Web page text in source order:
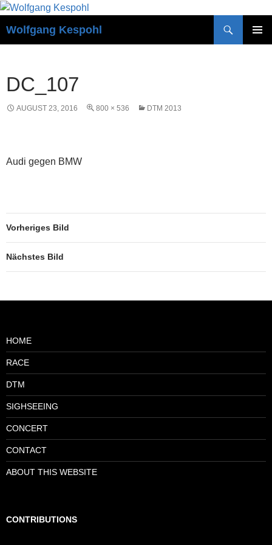
Zum
springen
Wolfgang Kespohl
DC_107
AUGUST 23, 2016 800 × 536 DTM 2013
Audi gegen BMW
Vorheriges Bild
Nächstes Bild
HOME
RACE
DTM
SIGHSEEING
CONCERT
CONTACT
ABOUT THIS WEBSITE
CONTRIBUTIONS